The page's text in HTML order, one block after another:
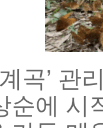
곡’
순에 시